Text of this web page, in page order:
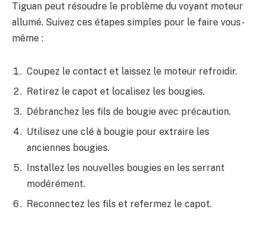
Tiguan peut résoudre le problème du voyant moteur
allumé. Suivez ces étapes simples pour le faire vous-
même :
Coupez le contact et laissez le moteur refroidir.
Retirez le capot et localisez les bougies.
Débranchez les fils de bougie avec précaution.
Utilisez une clé à bougie pour extraire les
anciennes bougies.
Installez les nouvelles bougies en les serrant
modérément.
Reconnectez les fils et refermez le capot.